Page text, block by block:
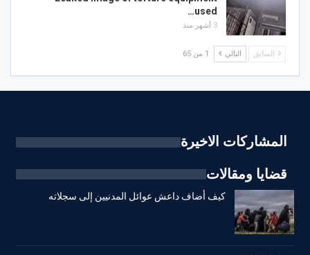
used…
3 أشهر منذ
السابق التالي 1 من 65
المشاركات الاخيرة
قضايا ومقالات
كيف أضاف داعش عوائل المدنيين إلى سجلاته